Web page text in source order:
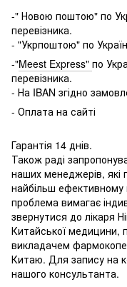
-" Новою поштою" по
перевізника.
- "Укрпоштою" по
-"Meest Express" по
перевізника.
- На IBAN згідно
- Оплата на сайті
Гарантія 14 днів.
Також раді
наших менеджерів, які
найбільш
проблема вимагає
звернутися до лікаря
Китайської медицини,
викладачем
Китаю. Для запису на
нашого консультанта.